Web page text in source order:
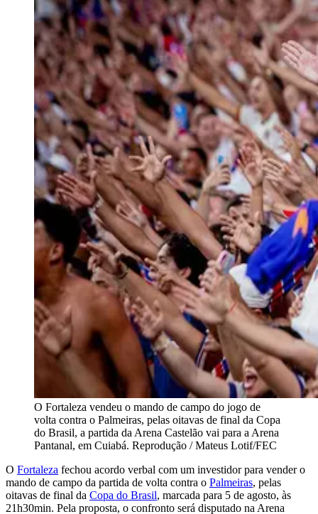
O Fortaleza vendeu o mando de campo do jogo de
volta contra o Palmeiras, pelas oitavas de final da Copa
do Brasil, a partida da Arena Castelão vai para a Arena
Pantanal, em Cuiabá. Reprodução / Mateus Lotif/FEC
O Fortaleza fechou acordo verbal com um investidor para vender o
mando de campo da partida de volta contra o Palmeiras, pelas
oitavas de final da Copa do Brasil, marcada para 5 de agosto, às
21h30min. Pela proposta, o confronto será disputado na Arena